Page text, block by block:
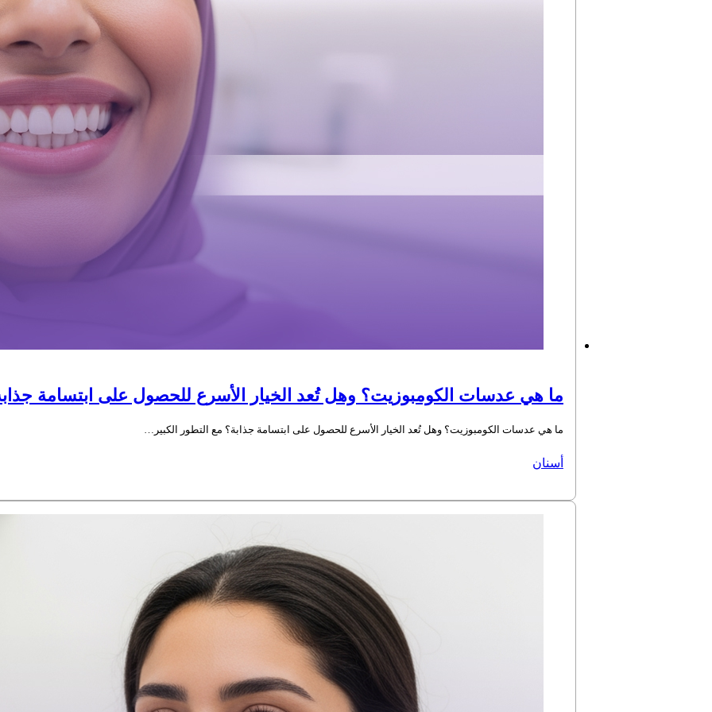
ما هي عدسات الكومبوزيت؟ وهل تُعد الخيار الأسرع للحصول على ابتسامة
ما هي عدسات الكومبوزيت؟ وهل تُعد الخيار الأسرع للحصول على ابتسامة جذابة؟ مع التطور الكبير…
أسنان